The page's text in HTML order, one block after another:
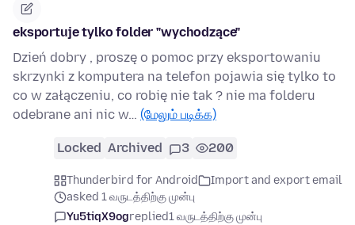
eksportuje tylko folder "wychodzące"
Dzień dobry , proszę o pomoc przy eksportowaniu
skrzynki z komputera na telefon pojawia się tylko to
co w załączeniu, co robię nie tak ? nie ma folderu
odebrane ani nic w… (மேலும் படிக்க)
Locked Archived 3 200
Thunderbird for Android
Import and export email
asked 1 வருடத்திற்கு முன்பு
Yu5tiqX9ogreplied1 வருடத்திற்கு முன்பு